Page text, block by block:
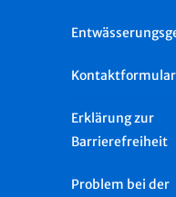
Kontaktformular
Erklärung zur
Barrierefreiheit
Problem bei der